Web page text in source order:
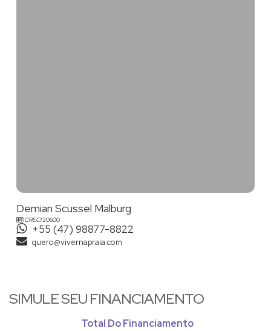
Demian Scussel Malburg
CRECI20600
+55 (47) 98877-8822
quero@vivernapraia.com
SIMULE SEU FINANCIAMENTO
Total Do Financiamento